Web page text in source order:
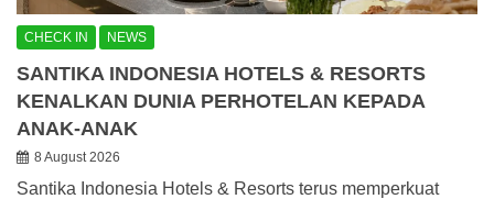
CHECK IN NEWS
SANTIKA INDONESIA HOTELS & RESORTS
KENALKAN DUNIA PERHOTELAN KEPADA
ANAK-ANAK
8 August 2026
Santika Indonesia Hotels & Resorts terus memperkuat